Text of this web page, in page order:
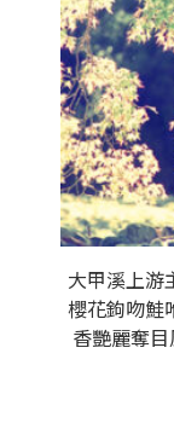
大甲溪上游
櫻花鉤吻鮭
香艷麗奪